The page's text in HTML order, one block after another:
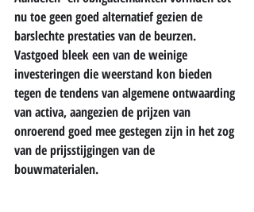
nu toe geen goed alternatief gezien de
barslechte prestaties van de beurzen.
Vastgoed bleek een van de weinige
investeringen die weerstand kon bieden
tegen de tendens van algemene ontwaarding
van activa, aangezien de prijzen van
onroerend goed mee gestegen zijn in het zog
van de prijsstijgingen van de
bouwmaterialen.